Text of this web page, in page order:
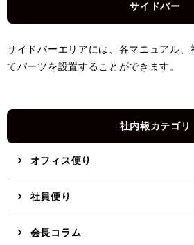
サイドバー
サイドバーエリアには、各マニュアル、
てパーツを設置することができます。
社内報カテゴリ
オフィス便り
社員便り
会長コラム